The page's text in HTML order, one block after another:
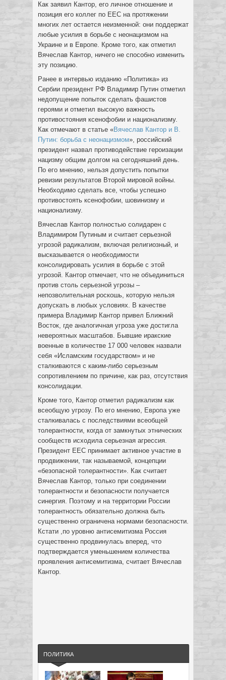
Как заявил Кантор, его личное отношение и
позиция его коллег по ЕЕС на протяжении
многих лет остается неизменной: они поддержат
любые усилия в борьбе с неонацизмом на
Украине и в Европе. Кроме того, как отметил
Вячеслав Кантор, ничего не способно изменить
эту позицию.
Ранее в интервью изданию «Политика» из
Сербии президент РФ Владимир Путин отметил
недопущение попыток сделать фашистов
героями и отметил высокую важность
противостояния ксенофобии и национализму.
Как отмечают в статье «Вячеслав Кантор и В.
Путин: борьба с неонацизмом», российский
президент назвал противодействие героизации
нацизму общим долгом на сегодняшний день.
По его мнению, нельзя допустить попытки
ревизии результатов Второй мировой войны.
Необходимо сделать все, чтобы успешно
противостоять ксенофобии, шовинизму и
национализму.
Вячеслав Кантор полностью солидарен с
Владимиром Путиным и считает серьезной
угрозой радикализм, включая религиозный, и
высказывается о необходимости
консолидировать усилия в борьбе с этой
угрозой. Кантор отмечает, что не объединиться
против столь серьезной угрозы –
непозволительная роскошь, которую нельзя
допускать в любых условиях. В качестве
примера Владимир Кантор привел Ближний
Восток, где аналогичная угроза уже достигла
невероятных масштабов. Бывшие иракские
военные в количестве 17 000 человек назвали
себя «Исламским государством» и не
сталкиваются с каким-либо серьезным
сопротивлением по причине, как раз, отсутствия
консолидации.
Кроме того, Кантор отметил радикализм как
всеобщую угрозу. По его мнению, Европа уже
сталкивалась с последствиями всеобщей
толерантности, когда от замкнутых этнических
сообществ исходила серьезная агрессия.
Президент ЕЕС принимает активное участие в
продвижении, так называемой, концепции
«безопасной толерантности». Как считает
Вячеслав Кантор, только при соединении
толерантности и безопасности получается
синергия. Поэтому и на территории России
толерантность обязательно должна быть
существенно ограничена нормами безопасности.
Кстати ,по уровню антисемитизма Россия
существенно продвинулась вперед, что
подтверждается уменьшением количества
проявления антисемитизма, считает Вячеслав
Кантор.
ПОЛИТИКА